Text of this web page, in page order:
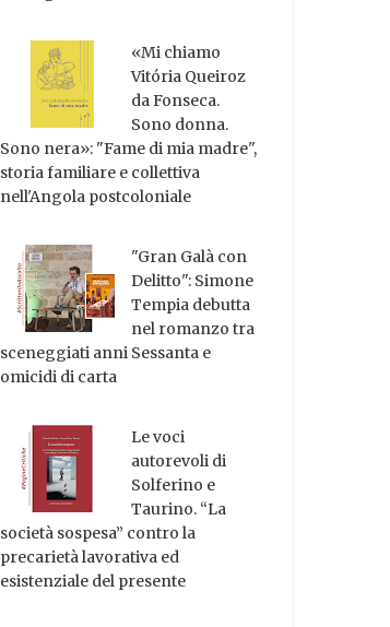
«Mi chiamo
Vitória Queiroz
da Fonseca.
Sono donna.
Sono nera»: "Fame di mia madre",
storia familiare e collettiva
nell'Angola postcoloniale
"Gran Galà con
Delitto": Simone
Tempia debutta
nel romanzo tra
sceneggiati anni Sessanta e
omicidi di carta
Le voci
autorevoli di
Solferino e
Taurino. “La
società sospesa” contro la
precarietà lavorativa ed
esistenziale del presente